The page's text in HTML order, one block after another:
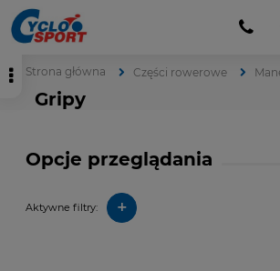
Strona główna Części rowerowe
Gripy
Opcje przeglądania
Aktywne filtry: +